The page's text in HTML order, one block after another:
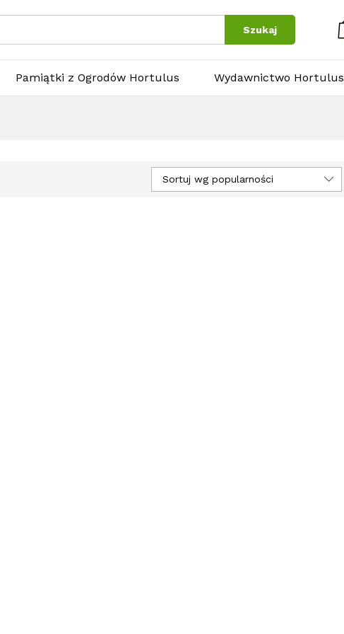
Szukaj
Pamiątki z Ogrodów Hortulus Wydawnictwo Hortulus
Sortuj wg popularności